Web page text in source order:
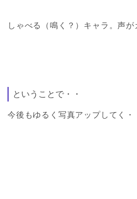
しゃべる（鳴く？）キャラ。声が
ということで・・
今後もゆるく写真アップしてく・